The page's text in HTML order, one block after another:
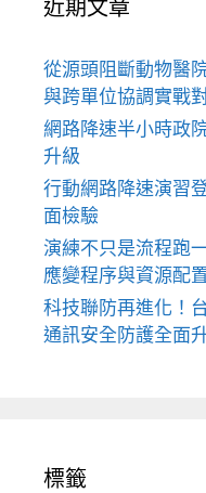
近期文章
從源頭阻斷動物醫
與跨單位協調實戰
網路降速半小時政
升級
行動網路降速演習
面檢驗
演練不只是流程跑
應變程序與資源配
科技聯防再進化！
通訊安全防護全面
標籤